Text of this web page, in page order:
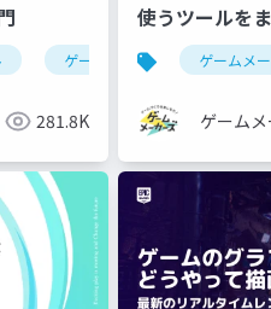
ゲーム制作 ue5
281.8K
使うツールを
ゲームメ
ゲーム